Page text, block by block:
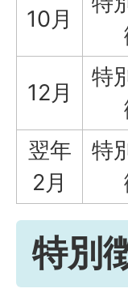
10月
12月
特
翌年
2月
特
特別